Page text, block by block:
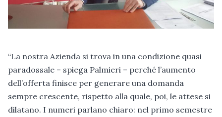
“La nostra Azienda si trova in una condizione quasi
paradossale – spiega Palmieri – perché l’aumento
dell’offerta finisce per generare una domanda
sempre crescente, rispetto alla quale, poi, le attese si
dilatano. I numeri parlano chiaro: nel primo semestre